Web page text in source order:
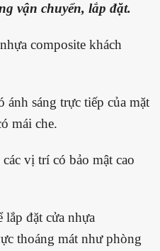
vận chuyển, lắp đặt.
composite khách
sáng trực tiếp của mặt
mái che.
vị trí có bảo mật cao
đặt cửa nhựa
thoáng mát như phòng